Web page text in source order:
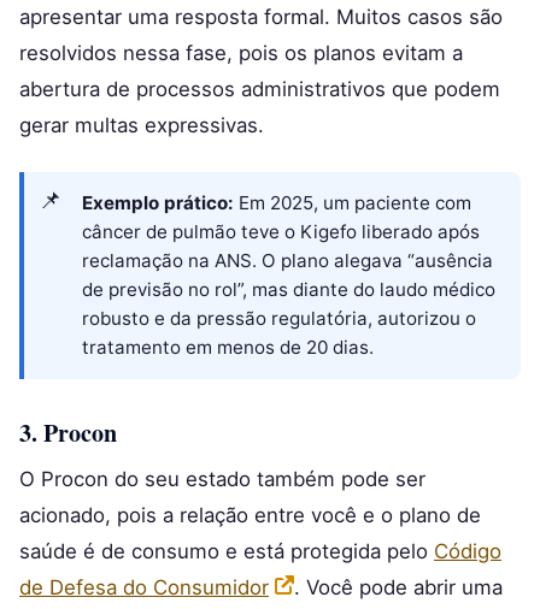
apresentar uma resposta formal. Muitos casos são
resolvidos nessa fase, pois os planos evitam a
abertura de processos administrativos que podem
gerar multas expressivas.
Exemplo prático: Em 2025, um paciente com
câncer de pulmão teve o Kigefo liberado após
reclamação na ANS. O plano alegava “ausência
de previsão no rol”, mas diante do laudo médico
robusto e da pressão regulatória, autorizou o
tratamento em menos de 20 dias.
3. Procon
O Procon do seu estado também pode ser
acionado, pois a relação entre você e o plano de
saúde é de consumo e está protegida pelo Código
de Defesa do Consumidor
. Você pode abrir uma